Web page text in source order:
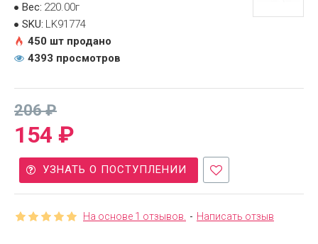
На основе 1 отзывов. - Написать отзыв
154 ₽
206 ₽
Вес: 220.00г
SKU: LK91774
450 шт продано
4393 просмотров
УЗНАТЬ О ПОСТУПЛЕНИИ